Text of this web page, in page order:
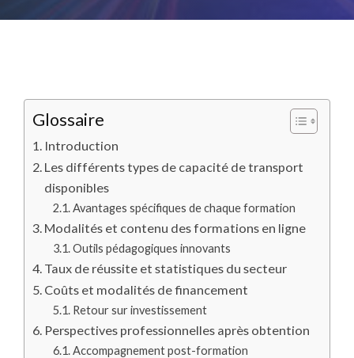
Glossaire
Introduction
Les différents types de capacité de transport
disponibles
Avantages spécifiques de chaque formation
Modalités et contenu des formations en ligne
Outils pédagogiques innovants
Taux de réussite et statistiques du secteur
Coûts et modalités de financement
Retour sur investissement
Perspectives professionnelles après obtention
Accompagnement post-formation